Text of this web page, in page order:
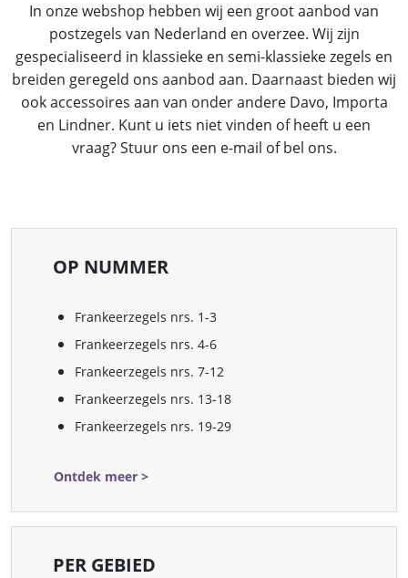
In onze webshop hebben wij een groot aanbod van
postzegels van Nederland en overzee. Wij zijn
gespecialiseerd in klassieke en semi-klassieke zegels en
breiden geregeld ons aanbod aan. Daarnaast bieden wij
ook accessoires aan van onder andere Davo, Importa
en Lindner. Kunt u iets niet vinden of heeft u een
vraag? Stuur ons een e-mail of bel ons.
OP NUMMER
Frankeerzegels nrs. 1-3
Frankeerzegels nrs. 4-6
Frankeerzegels nrs. 7-12
Frankeerzegels nrs. 13-18
Frankeerzegels nrs. 19-29
Ontdek meer >
PER GEBIED